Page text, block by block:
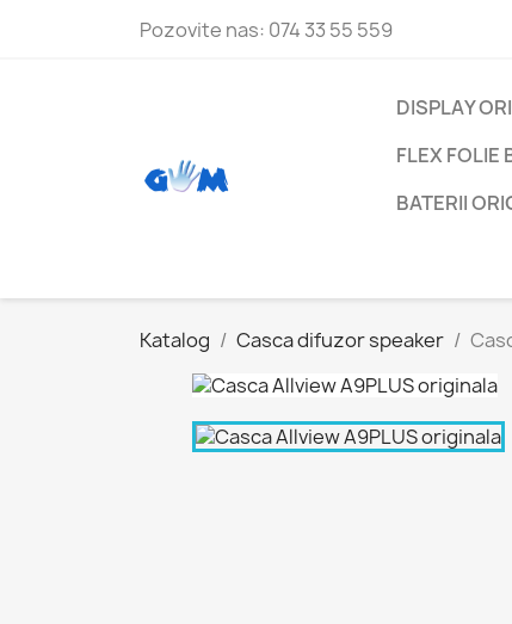
Pozovite nas: 074 33 55 559
DISPLAY
FLEX FOLIE
BATERII
Katalog Casca difuzor speaker